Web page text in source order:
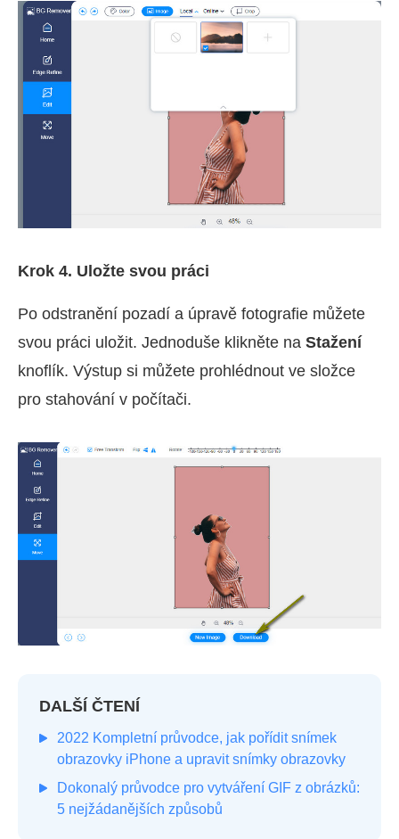
Krok 4. Uložte svou práci
Po odstranění pozadí a úpravě fotografie můžete
svou práci uložit. Jednoduše klikněte na Stažení
knoflík. Výstup si můžete prohlédnout ve složce
pro stahování v počítači.
DALŠÍ ČTENÍ
2022 Kompletní průvodce, jak pořídit snímek
obrazovky iPhone a upravit snímky obrazovky
Dokonalý průvodce pro vytváření GIF z obrázků:
5 nejžádanějších způsobů